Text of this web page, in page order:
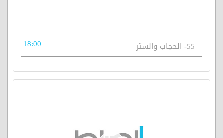
55- الحجاب والستر 18:00